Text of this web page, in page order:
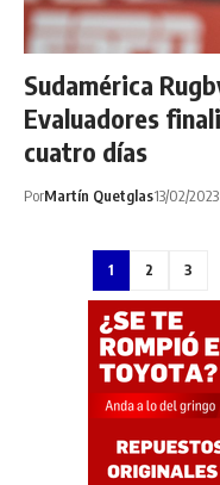
Sudamérica
Evaluadores
cuatro días
PorMartín Quetglas13/02/2023
1 2 3